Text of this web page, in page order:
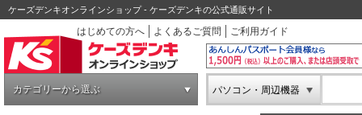
ケーズデンキオンラインショップ - ケーズデンキの公式通販サイト
はじめての方へ よくあるご質問 ご利用ガイド
カテゴリーから選ぶ パソコン・周辺機器